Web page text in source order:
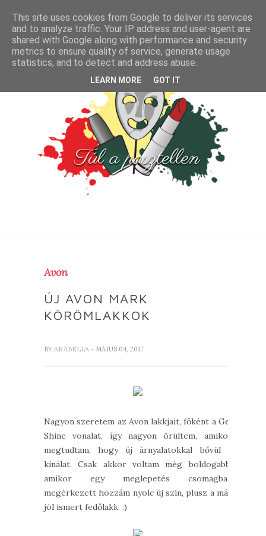
Avon
ÚJ AVON MARK
KÖRÖMLAKKOK
BY ARABELLA - MÁJUS 04, 2017
Nagyon szeretem az Avon lakkjait, főként a Gel
Shine vonalat, így nagyon örültem, amikor
megtudtam, hogy új árnyalatokkal bővül a
kínálat. Csak akkor voltam még boldogabb,
amikor egy meglepetés csomagban
megérkezett hozzám nyolc új szín, plusz a már
jól ismert fedőlakk. :)
This site uses cookies from Google to deliver its services
and to analyze traffic. Your IP address and user-agent are
shared with Google along with performance and security
metrics to ensure quality of service, generate usage
statistics, and to detect and address abuse.
LEARN MORE GOT IT